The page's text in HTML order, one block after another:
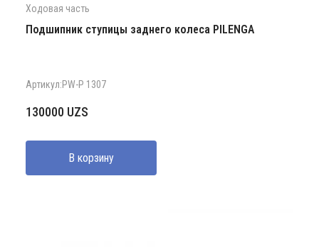
Ходовая часть
Подшипник ступицы заднего колеса PILENGA
Артикул:PW-P 1307
130000 UZS
В корзину